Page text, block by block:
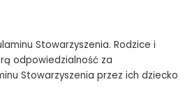
Stowarzyszenia. Rodzice i
odpowiedzialność za
Stowarzyszenia przez ich dziecko